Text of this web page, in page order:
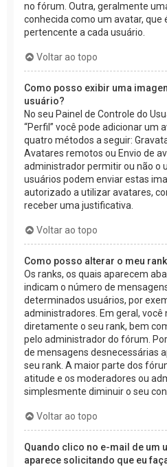
no fórum. Outra, geralmente
conhecida como um avatar, que
pertencente a cada usuário.
Voltar ao topo
Como posso exibir uma
usuário?
No seu Painel de Controle do
“Perfil” você pode adicionar um
quatro métodos a seguir:
Avatares remotos ou Envio de
administrador permitir ou não o
usuários podem enviar estas
autorizado a utilizar avatares,
receber uma justificativa.
Voltar ao topo
Como posso alterar o meu
Os ranks, os quais aparecem
indicam o número de
determinados usuários, por
administradores. Em geral, você
diretamente o seu rank, bem
pelo administrador do fórum.
de mensagens desnecessárias
seu rank. A maior parte dos
atitude e os moderadores ou
simplesmente diminuir o seu
Voltar ao topo
Quando clico no e-mail de um
aparece solicitando que eu